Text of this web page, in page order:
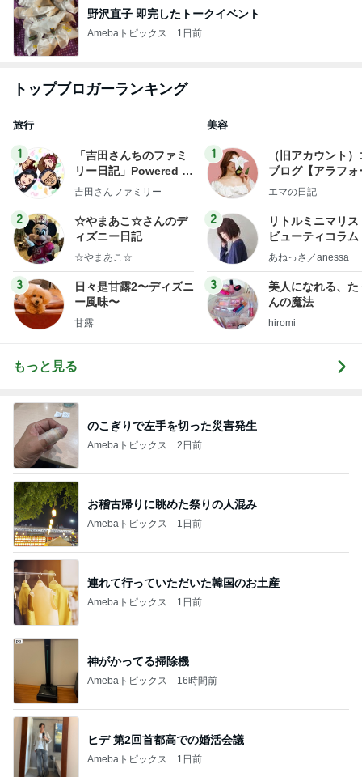
野沢直子 即完したトークイベント
Amebaトピックス 1日前
トップブロガーランキング
旅行
1
「吉田さんちのファミ
リー日記」Powered b
y Ameba 吉田さんファ
ログ
吉田さんファミリー
2
☆やまあこ☆さんのデ
ィズニー日記
☆やまあこ☆
3
日々是甘露2〜ディズニ
ー風味〜
甘露
美容
1
（旧アカウント
ブログ【アラフォ
社売却セカンドラ
エマの日記
2
リトルミニマリス
ビューティコラ
little
あねっさ／anessa
3
美人になれる、た
んの魔法
hiromi
もっと見る
のこぎりで左手を切った災害発生
Amebaトピックス 2日前
お稽古帰りに眺めた祭りの人混み
Amebaトピックス 1日前
連れて行っていただいた韓国のお土産
Amebaトピックス 1日前
神がかってる掃除機
Amebaトピックス 16時間前
ヒデ 第2回首都高での婚活会議
Amebaトピックス 1日前